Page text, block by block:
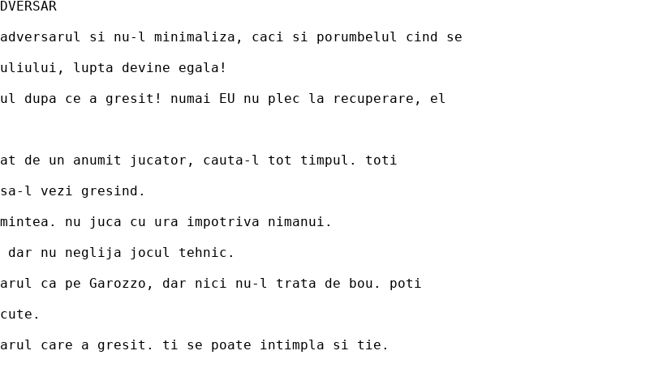
si nu-l minimaliza, caci si porumbelul cind se
lupta devine egala!
dupa ce a gresit! numai EU nu plec la recuperare, el
de un anumit jucator, cauta-l tot timpul. toti
l vezi gresind.
nu juca cu ura impotriva nimanui.
nu neglija jocul tehnic.
ca pe Garozzo, dar nici nu-l trata de bou. poti
care a gresit. ti se poate intimpla si tie.